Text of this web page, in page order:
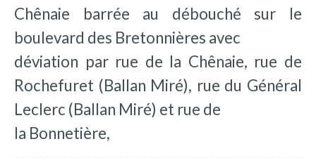
Chênaie barrée au débouché sur le
boulevard des Bretonnières avec
déviation par rue de la Chênaie, rue de
Rochefuret (Ballan Miré), rue du Général
Leclerc (Ballan Miré) et rue de
la Bonnetière,